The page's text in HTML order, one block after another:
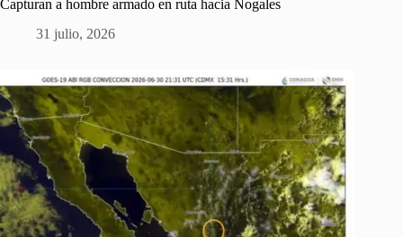
Capturan a hombre armado en ruta hacia Nogales
31 julio, 2026